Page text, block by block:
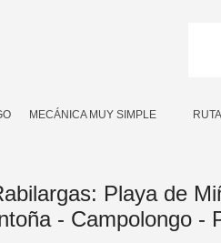
MECÁNICA MUY SIMPLE
Playa de
- Campolongo -